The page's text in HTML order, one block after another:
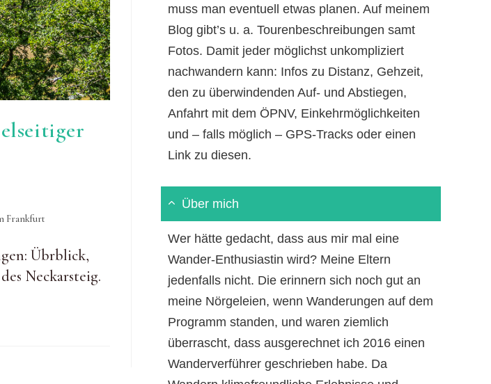
Frankfurt
Übrblick,
Neckarsteig.
muss man eventuell etwas planen. Auf meinem
Blog gibt’s u. a. Tourenbeschreibungen samt
Fotos. Damit jeder möglichst unkompliziert
nachwandern kann: Infos zu Distanz, Gehzeit,
den zu überwindenden Auf- und Abstiegen,
Anfahrt mit dem ÖPNV, Einkehrmöglichkeiten
und – falls möglich – GPS-Tracks oder einen
Link zu diesen.
Über mich
Wer hätte gedacht, dass aus mir mal eine
Wander-Enthusiastin wird? Meine Eltern
jedenfalls nicht. Die erinnern sich noch gut an
meine Nörgeleien, wenn Wanderungen auf dem
Programm standen, und waren ziemlich
überrascht, dass ausgerechnet ich 2016 einen
Wanderverführer geschrieben habe. Da